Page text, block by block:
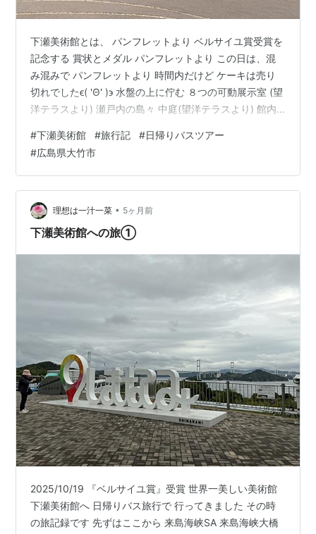
下瀬美術館とは、 パンフレットより ベルサイユ賞受賞を
記念する 賞状とメダル パンフレットより この日は、混
み混みで パンフレットより 時間内だけど ケーキは売り
切れでしたϵ( 'Θ' )϶ 水盤の上に佇む ８つの可動展示室 (望
洋テラスより) 瀬戸内の島々 中庭(望洋テラスより) 館内
る 作品は、ブログアップ禁止です！ 館内通路より エン
トランス棟 ３つの建物はミラーガラスの外壁 周囲の自然
を映し出す パンフレットより 望洋テラスまでの坂道に
コスモスが満開でした♪ この時期は松山智一さんの 前期
展示でした 玄関右側の 望洋テラスへの坂道…
#下瀬美術館 #旅行記 #日帰りバスツアー
#広島県大竹市
理想は一汁一菜 • 5ヶ月前
下瀬美術館への旅①
2025/10/19 『ベルサイユ賞』受賞 世界一美しい美術館
下瀬美術館へ 日帰りバス旅行で 行ってきました その時
の旅記録です 先ずはここから 来島海峡SA 来島海峡大橋